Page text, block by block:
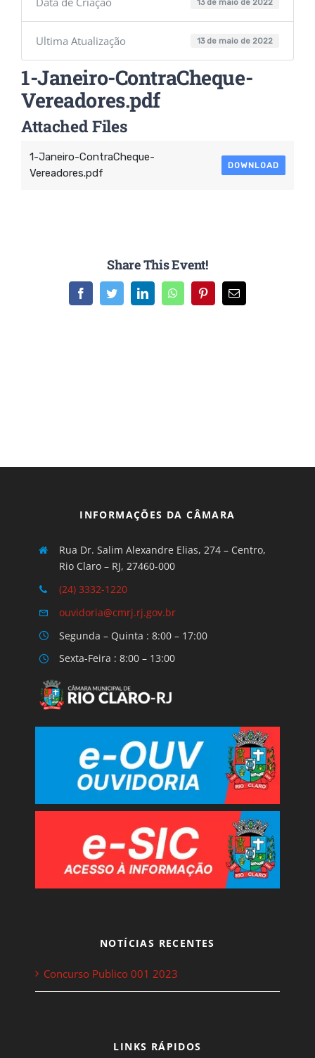
13 de maio de 2022
Ultima Atualização 13 de maio de 2022
1-Janeiro-ContraCheque-
Vereadores.pdf
Attached Files
1-Janeiro-ContraCheque-
Vereadores.pdf
DOWNLOAD
Share This Event!
FacebookTwitterLinkedInWhatsAppPinterest
E-
INFORMAÇÕES DA CÂMARA
Rua Dr. Salim Alexandre Elias, 274 – Centro,
Rio Claro – RJ, 27460-000
(24) 3332-1220
ouvidoria@cmrj.rj.gov.br
Segunda – Quinta : 8:00 – 17:00
Sexta-Feira : 8:00 – 13:00
NOTÍCIAS RECENTES
Concurso Publico 001 2023
LINKS RÁPIDOS